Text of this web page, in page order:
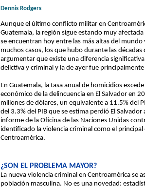
Dennis Rodgers
Aunque el último conflicto militar en
Guatemala, la región sigue estando muy
se encuentran hoy entre las más altas del
muchos casos, los que hubo durante las
argumentar que existe una diferencia
delictiva y criminal y la de ayer fue
En Guatemala, la tasa anual de homicidios
económico de la delincuencia en El Salvador en
millones de dólares, un equivalente a 11.5% del
del 3.3% del PIB que se estima perdió El
informe de la Oficina de las Naciones Unidas
identificado la violencia criminal como el
Centroamérica.
¿SON EL PROBLEMA MAYOR?
La nueva violencia criminal en Centroamérica se
población masculina. No es una novedad: